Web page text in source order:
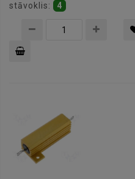
stāvoklis:
4